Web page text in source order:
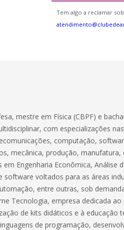
Tem algo a reclamar
mestre em Física (CBPF) e
com especializações
computação,
mecânica, produção, manufatura,
Engenharia Econômica, Análise
software voltados para as áreas
entre outras, sob
Tecnologia, empresa dedicada
de kits didáticos e à educação
de programação,